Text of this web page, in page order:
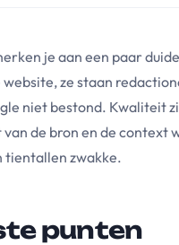
je aan een paar
ze staan
niet bestond. Kwaliteit
de bron en de context
tientallen zwakke.
punten